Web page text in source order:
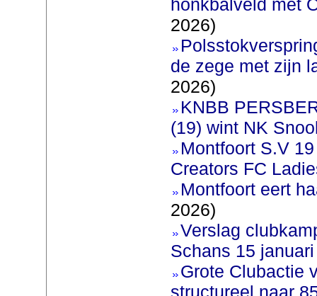
2026)
de zege met zijn
2026)
KNBB
(19) wint NK
Montfoort S.V
Creators FC
Montfoort eert
2026)
Verslag
Schans 15 januari
Grote Clubactie
structureel naar